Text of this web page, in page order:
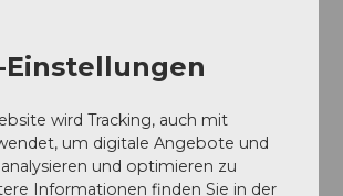
Richtungen die Ausfahrt Nr. 40
/ SZ) nehmen und beim Hotel
Frauenwinkel.
Einstellungen
wird Tracking, auch mit
um digitale Angebote und
und optimieren zu
Informationen finden Sie in der